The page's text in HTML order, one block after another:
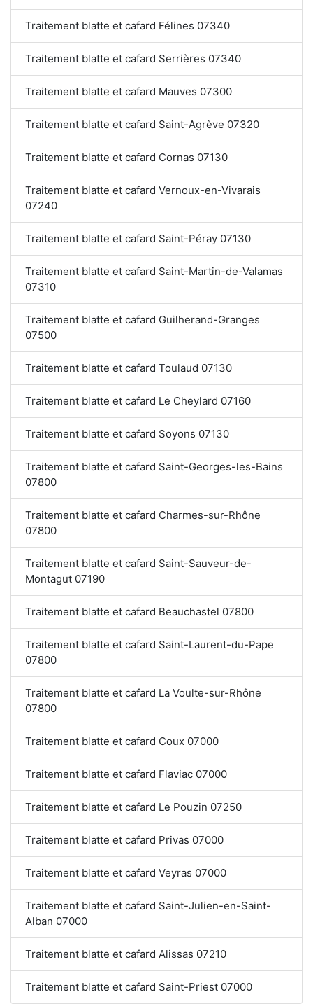
Traitement blatte et cafard Félines 07340
Traitement blatte et cafard Serrières 07340
Traitement blatte et cafard Mauves 07300
Traitement blatte et cafard Saint-Agrève 07320
Traitement blatte et cafard Cornas 07130
Traitement blatte et cafard Vernoux-en-Vivarais
07240
Traitement blatte et cafard Saint-Péray 07130
Traitement blatte et cafard Saint-Martin-de-Valamas
07310
Traitement blatte et cafard Guilherand-Granges
07500
Traitement blatte et cafard Toulaud 07130
Traitement blatte et cafard Le Cheylard 07160
Traitement blatte et cafard Soyons 07130
Traitement blatte et cafard Saint-Georges-les-Bains
07800
Traitement blatte et cafard Charmes-sur-Rhône
07800
Traitement blatte et cafard Saint-Sauveur-de-
Montagut 07190
Traitement blatte et cafard Beauchastel 07800
Traitement blatte et cafard Saint-Laurent-du-Pape
07800
Traitement blatte et cafard La Voulte-sur-Rhône
07800
Traitement blatte et cafard Coux 07000
Traitement blatte et cafard Flaviac 07000
Traitement blatte et cafard Le Pouzin 07250
Traitement blatte et cafard Privas 07000
Traitement blatte et cafard Veyras 07000
Traitement blatte et cafard Saint-Julien-en-Saint-
Alban 07000
Traitement blatte et cafard Alissas 07210
Traitement blatte et cafard Saint-Priest 07000